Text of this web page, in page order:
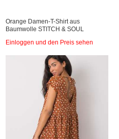
Orange Damen-T-Shirt aus
Baumwolle STITCH & SOUL
Einloggen und den Preis sehen